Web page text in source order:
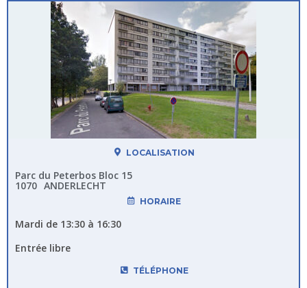
LOCALISATION
Parc du Peterbos Bloc 15
1070 ANDERLECHT
HORAIRE
Mardi de 13:30 à 16:30
Entrée libre
TÉLÉPHONE